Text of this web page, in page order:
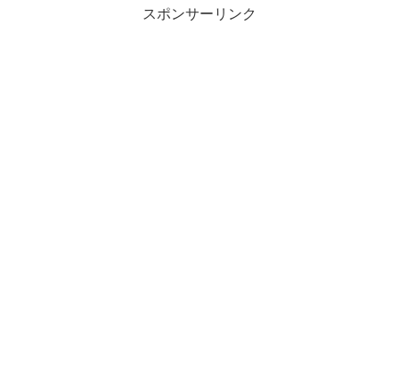
スポンサーリンク